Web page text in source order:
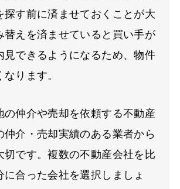
探す前に済ませておくことが大
替えを済ませていると買い手が
見できるようになるため、物件
ります。
の仲介や売却を依頼する不動産
仲介・売却実績のある業者から
切です。複数の不動産会社を比
に合った会社を選択しましょ